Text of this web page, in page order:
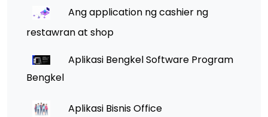
Ang application ng cashier ng
restawran at shop
Aplikasi Bengkel Software Program
Bengkel
Aplikasi Bisnis Office